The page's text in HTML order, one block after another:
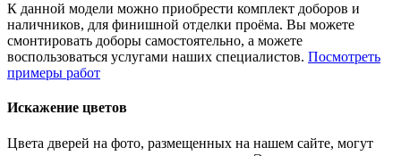
К данной модели можно приобрести комплект доборов и
наличников, для финишной отделки проёма. Вы можете
смонтировать доборы самостоятельно, а можете
воспользоваться услугами наших специалистов. Посмотреть
примеры работ
Искажение цветов
Цвета дверей на фото, размещенных на нашем сайте, могут